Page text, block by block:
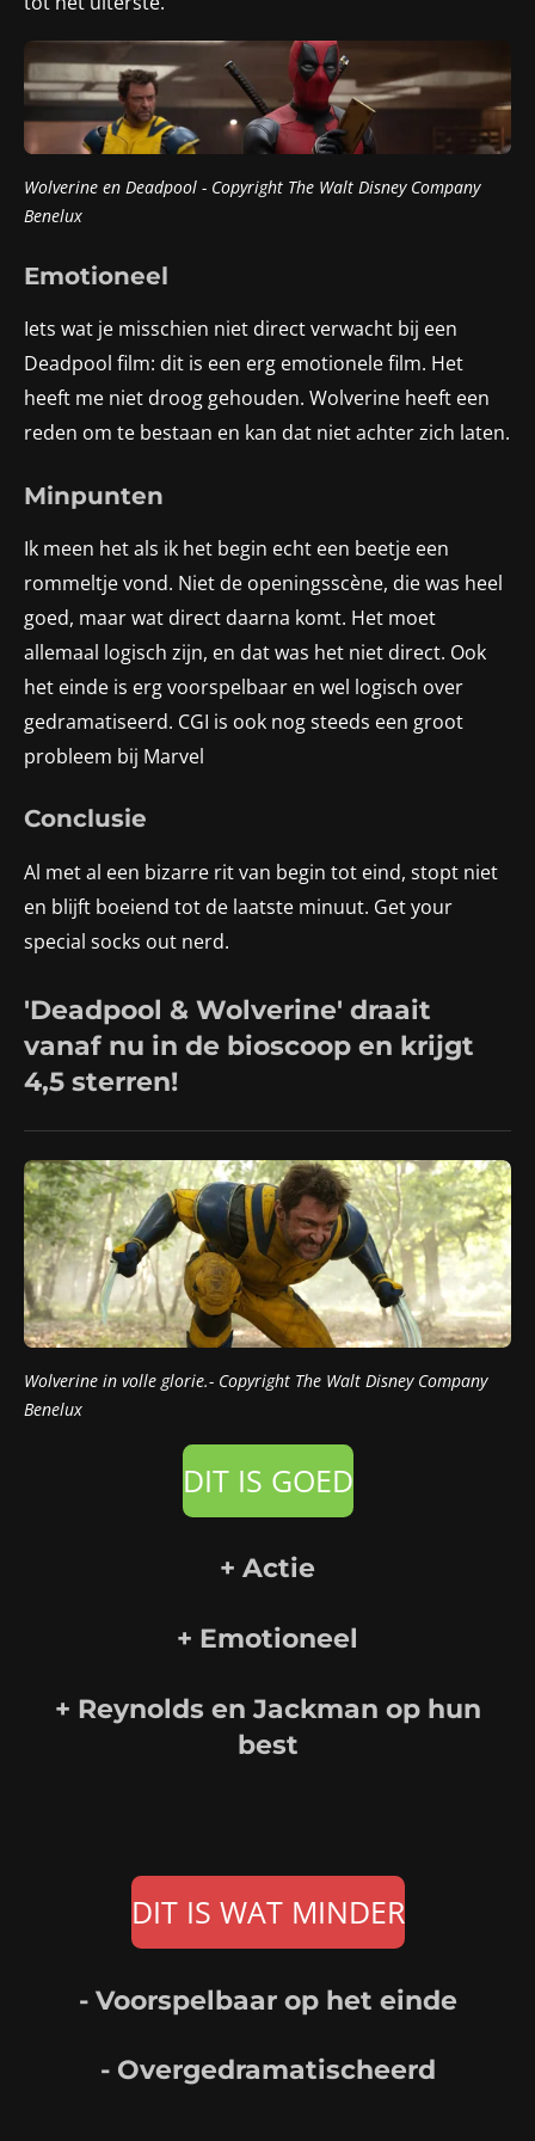
Wolverine en Deadpool - Copyright The Walt Disney Company
Benelux
Emotioneel
Iets wat je misschien niet direct verwacht bij een
Deadpool film: dit is een erg emotionele film. Het
heeft me niet droog gehouden. Wolverine heeft een
reden om te bestaan en kan dat niet achter zich laten.
Minpunten
Ik meen het als ik het begin echt een beetje een
rommeltje vond. Niet de openingsscène, die was heel
goed, maar wat direct daarna komt. Het moet
allemaal logisch zijn, en dat was het niet direct. Ook
het einde is erg voorspelbaar en wel logisch over
gedramatiseerd. CGI is ook nog steeds een groot
probleem bij Marvel
Conclusie
Al met al een bizarre rit van begin tot eind, stopt niet
en blijft boeiend tot de laatste minuut. Get your
special socks out nerd.
'Deadpool & Wolverine' draait
vanaf nu in de bioscoop en krijgt
4,5 sterren!
Wolverine in volle glorie.- Copyright The Walt Disney Company
Benelux
DIT IS GOED
+ Actie
+ Emotioneel
+ Reynolds en Jackman op hun
best
DIT IS WAT MINDER
- Voorspelbaar op het einde
- Overgedramatischeerd